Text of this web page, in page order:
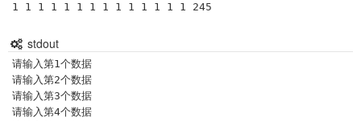
1 1 1 1 1 1 1 1 1 1 1 1 1 1 245
stdout
请输入第1个数据
请输入第2个数据
请输入第3个数据
请输入第4个数据